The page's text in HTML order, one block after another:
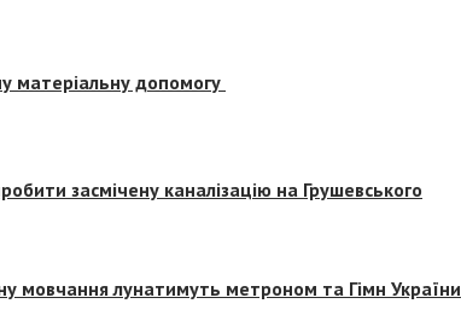
допомогу
засмічену каналізацію на Грушевського
мовчання лунатимуть метроном та Гімн України